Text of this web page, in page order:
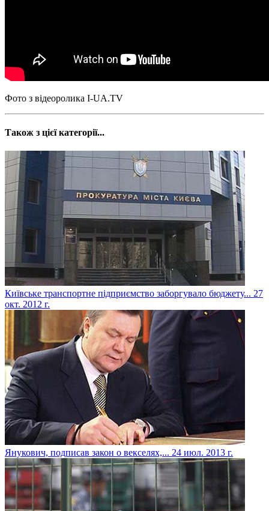
Фото з відеоролика I-UA.TV
Також з цієї категорії...
Київське транспортне підприємство заборгувало бюджету... 27
окт. 2012 г.
Янукович, подписав закон о векселях,... 24 июл. 2013 г.